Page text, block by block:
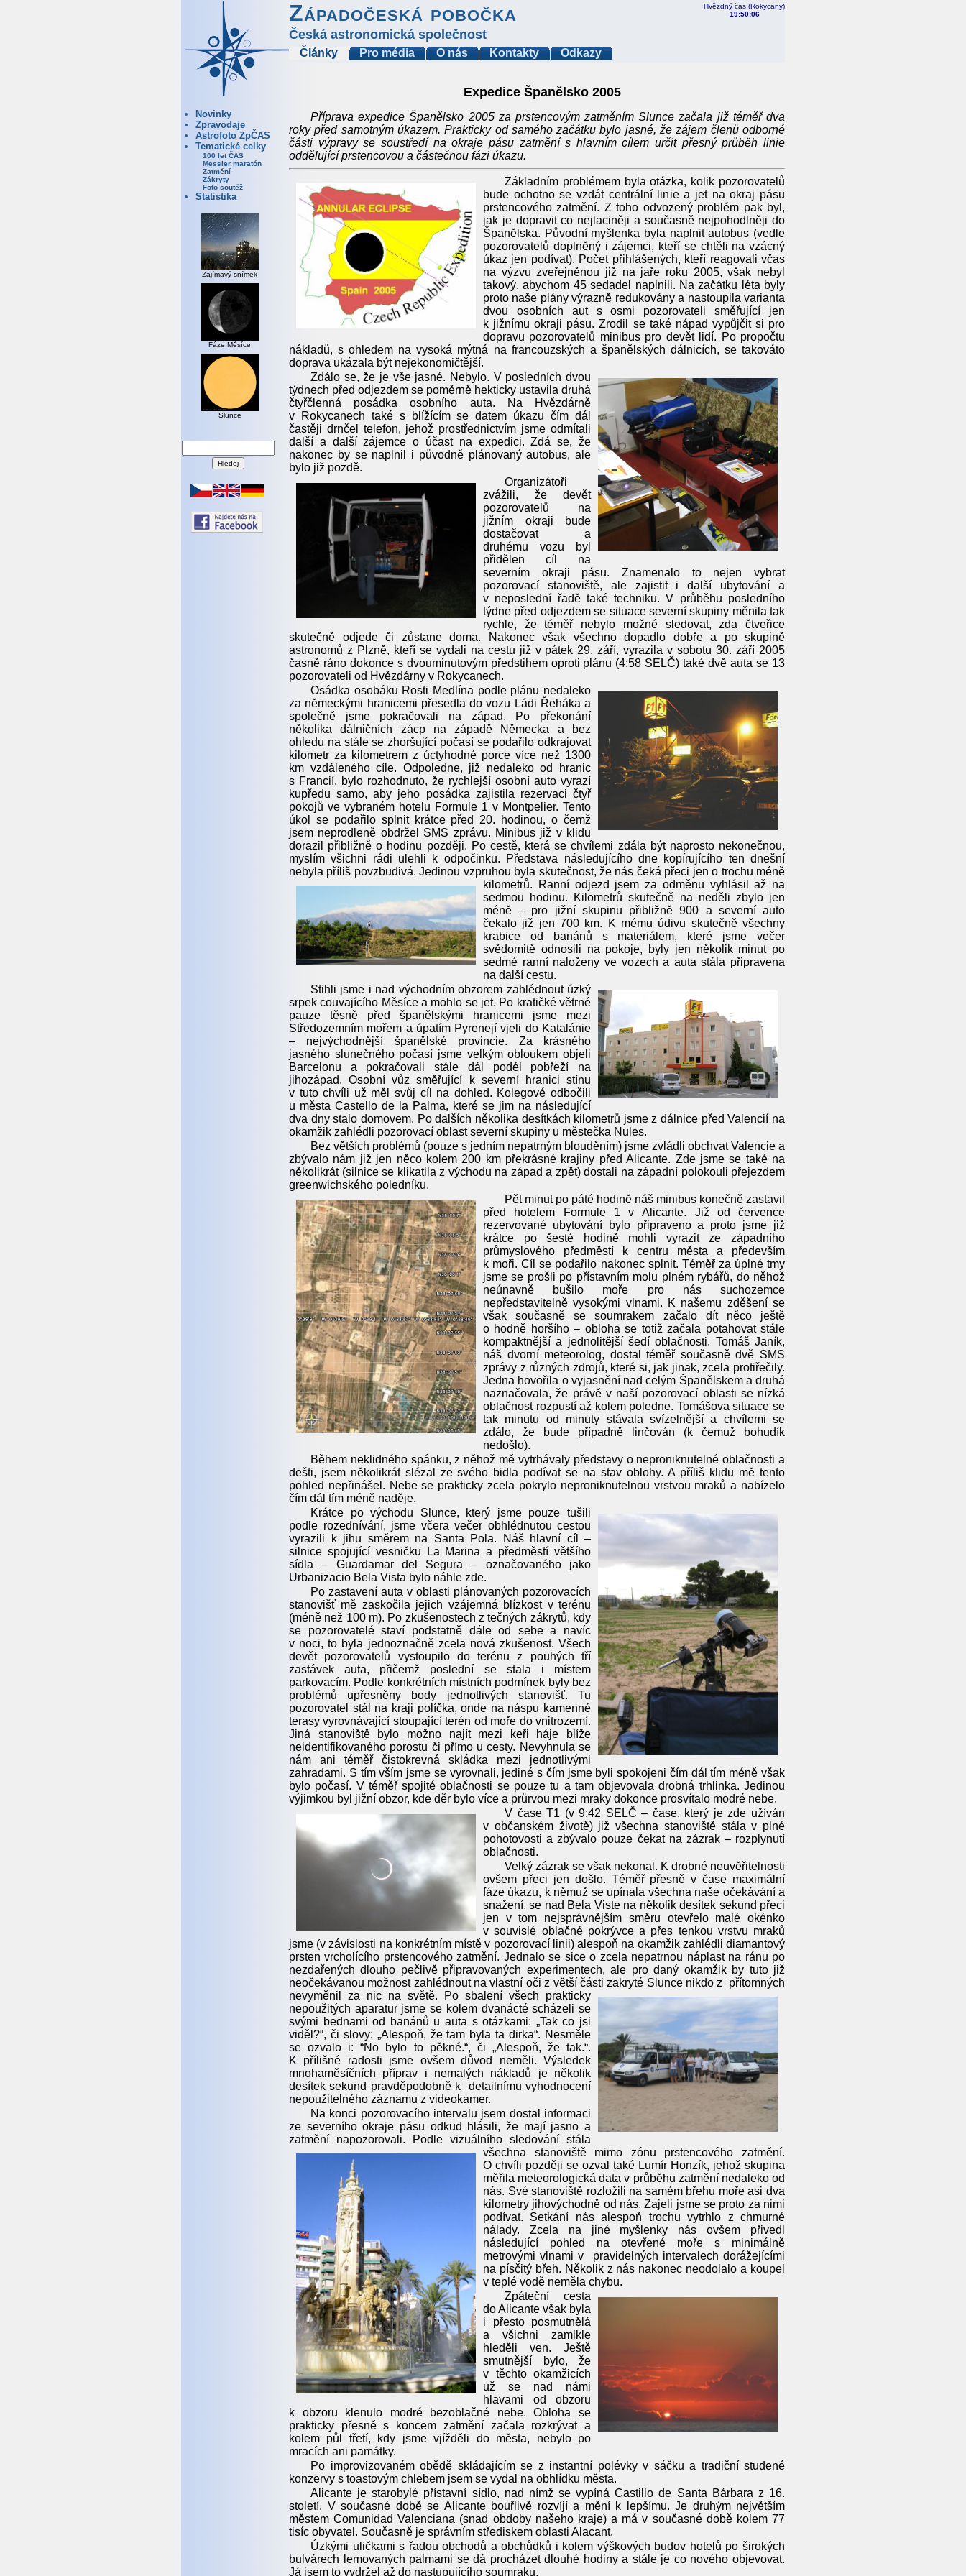
Hvězdný čas (Rokycany)
19:50:07
Západočeská pobočka
Česká astronomická společnost
Články Pro média O nás Kontakty Odkazy
Novinky
Zpravodaje
Astrofoto ZpČAS
Tematické celky
100 let ČAS
Messier maratón
Zatmění
Zákryty
Foto soutěž
Statistika
Zajímavý snímek
Fáze Měsíce
Slunce
Expedice Španělsko 2005
Příprava expedice Španělsko 2005 za prstencovým zatměním Slunce začala již téměř dva
roky před samotným úkazem. Prakticky od samého začátku bylo jasné, že zájem členů odborné
části výpravy se soustředí na okraje pásu zatmění s hlavním cílem určit přesný průběh linie
oddělující prstencovou a částečnou fázi úkazu.
Základním problémem byla otázka, kolik pozorovatelů
bude ochotno se vzdát centrální linie a jet na okraj pásu
prstencového zatmění. Z toho odvozený problém pak byl,
jak je dopravit co nejlaciněji a současně nejpohodlněji do
Španělska. Původní myšlenka byla naplnit autobus (vedle
pozorovatelů doplněný i zájemci, kteří se chtěli na vzácný
úkaz jen podívat). Počet přihlášených, kteří reagovali včas
na výzvu zveřejněnou již na jaře roku 2005, však nebyl
takový, abychom 45 sedadel naplnili. Na začátku léta byly
proto naše plány výrazně redukovány a nastoupila varianta
dvou osobních aut s osmi pozorovateli směřující jen
k jižnímu okraji pásu. Zrodil se také nápad vypůjčit si pro
dopravu pozorovatelů minibus pro devět lidí. Po propočtu
nákladů, s ohledem na vysoká mýtná na francouzských a španělských dálnicích, se takováto
doprava ukázala být nejekonomičtější.
Zdálo se, že je vše jasné. Nebylo. V posledních dvou
týdnech před odjezdem se poměrně hekticky ustavila druhá
čtyřčlenná posádka osobního auta. Na Hvězdárně
v Rokycanech také s blížícím se datem úkazu čím dál
častěji drnčel telefon, jehož prostřednictvím jsme odmítali
další a další zájemce o účast na expedici. Zdá se, že
nakonec by se naplnil i původně plánovaný autobus, ale
bylo již pozdě.
Organizátoři
zvážili, že devět
pozorovatelů na
jižním okraji bude
dostačovat a
druhému vozu byl
přidělen cíl na
severním okraji pásu. Znamenalo to nejen vybrat
pozorovací stanoviště, ale zajistit i další ubytování a
v neposlední řadě také techniku. V průběhu posledního
týdne před odjezdem se situace severní skupiny měnila tak
rychle, že téměř nebylo možné sledovat, zda čtveřice
skutečně odjede či zůstane doma. Nakonec však všechno dopadlo dobře a po skupině
astronomů z Plzně, kteří se vydali na cestu již v pátek 29. září, vyrazila v sobotu 30. září 2005
časně ráno dokonce s dvouminutovým předstihem oproti plánu (4:58 SELČ) také dvě auta se 13
pozorovateli od Hvězdárny v Rokycanech.
Osádka osobáku Rosti Medlína podle plánu nedaleko
za německými hranicemi přesedla do vozu Ládi Řeháka a
společně jsme pokračovali na západ. Po překonání
několika dálničních zácp na západě Německa a bez
ohledu na stále se zhoršující počasí se podařilo odkrajovat
kilometr za kilometrem z úctyhodné porce více než 1300
km vzdáleného cíle. Odpoledne, již nedaleko od hranic
s Francií, bylo rozhodnuto, že rychlejší osobní auto vyrazí
kupředu samo, aby jeho posádka zajistila rezervaci čtyř
pokojů ve vybraném hotelu Formule 1 v Montpelier. Tento
úkol se podařilo splnit krátce před 20. hodinou, o čemž
jsem neprodleně obdržel SMS zprávu. Minibus již v klidu
dorazil přibližně o hodinu později. Po cestě, která se chvílemi zdála být naprosto nekonečnou,
myslím všichni rádi ulehli k odpočinku. Představa následujícího dne kopírujícího ten dnešní
nebyla příliš povzbudivá. Jedinou vzpruhou byla skutečnost, že nás čeká přeci jen o trochu méně
kilometrů.
Ranní odjezd jsem za odměnu vyhlásil až na
sedmou hodinu. Kilometrů skutečně na neděli zbylo jen
méně – pro jižní skupinu přibližně 900 a severní auto
čekalo již jen 700 km. K mému údivu skutečně všechny
krabice od banánů s materiálem, které jsme večer
svědomitě odnosili na pokoje, byly jen několik minut po
sedmé ranní naloženy ve vozech a auta stála připravena
na další cestu.
Stihli jsme i nad východním obzorem zahlédnout úzký
srpek couvajícího Měsíce a mohlo se jet. Po kratičké větrné
pauze těsně před španělskými hranicemi jsme mezi
Středozemním mořem a úpatím Pyrenejí vjeli do Katalánie
– nejvýchodnější španělské provincie. Za krásného
jasného slunečného počasí jsme velkým obloukem objeli
Barcelonu a pokračovali stále dál podél pobřeží na
jihozápad. Osobní vůz směřující k severní hranici stínu
v tuto chvíli už měl svůj cíl na dohled. Kolegové odbočili
u města Castello de la Palma, které se jim na následující
dva dny stalo domovem. Po dalších několika desítkách kilometrů jsme z dálnice před Valencií na
okamžik zahlédli pozorovací oblast severní skupiny u městečka Nules.
Bez větších problémů (pouze s jedním nepatrným blouděním) jsme zvládli obchvat Valencie a
zbývalo nám již jen něco kolem 200 km překrásné krajiny před Alicante. Zde jsme se také na
několikrát (silnice se klikatila z východu na západ a zpět) dostali na západní polokouli přejezdem
greenwichského poledníku.
Pět minut po páté hodině náš minibus konečně zastavil
před hotelem Formule 1 v Alicante. Již od července
rezervované ubytování bylo připraveno a proto jsme již
krátce po šesté hodině mohli vyrazit ze západního
průmyslového předměstí k centru města a především
k moři. Cíl se podařilo nakonec splnit. Téměř za úplné tmy
jsme se prošli po přístavním molu plném rybářů, do něhož
neúnavně bušilo moře pro nás suchozemce
nepředstavitelně vysokými vlnami. K našemu zděšení se
však současně se soumrakem začalo dít něco ještě
o hodně horšího – obloha se totiž začala potahovat stále
kompaktnější a jednolitější šedí oblačnosti. Tomáš Janík,
náš dvorní meteorolog, dostal téměř současně dvě SMS
zprávy z různých zdrojů, které si, jak jinak, zcela protiřečily.
Jedna hovořila o vyjasnění nad celým Španělskem a druhá
naznačovala, že právě v naší pozorovací oblasti se nízká
oblačnost rozpustí až kolem poledne. Tomášova situace se
tak minutu od minuty stávala svízelnější a chvílemi se
zdálo, že bude případně linčován (k čemuž bohudík
nedošlo).
Během neklidného spánku, z něhož mě vytrhávaly představy o neproniknutelné oblačnosti a
dešti, jsem několikrát slézal ze svého bidla podívat se na stav oblohy. A příliš klidu mě tento
pohled nepřinášel. Nebe se prakticky zcela pokrylo neproniknutelnou vrstvou mraků a nabízelo
čím dál tím méně naděje.
Krátce po východu Slunce, který jsme pouze tušili
podle rozednívání, jsme včera večer obhlédnutou cestou
vyrazili k jihu směrem na Santa Pola. Náš hlavní cíl –
silnice spojující vesničku La Marina a předměstí většího
sídla – Guardamar del Segura – označovaného jako
Urbanizacio Bela Vista bylo náhle zde.
Po zastavení auta v oblasti plánovaných pozorovacích
stanovišť mě zaskočila jejich vzájemná blízkost v terénu
(méně než 100 m). Po zkušenostech z tečných zákrytů, kdy
se pozorovatelé staví podstatně dále od sebe a navíc
v noci, to byla jednoznačně zcela nová zkušenost. Všech
devět pozorovatelů vystoupilo do terénu z pouhých tří
zastávek auta, přičemž poslední se stala i místem
parkovacím. Podle konkrétních místních podmínek byly bez
problémů upřesněny body jednotlivých stanovišť. Tu
pozorovatel stál na kraji políčka, onde na náspu kamenné
terasy vyrovnávající stoupající terén od moře do vnitrozemí.
Jiná stanoviště bylo možno najít mezi keři háje blíže
neidentifikovaného porostu či přímo u cesty. Nevyhnula se
nám ani téměř čistokrevná skládka mezi jednotlivými
zahradami. S tím vším jsme se vyrovnali, jediné s čím jsme byli spokojeni čím dál tím méně však
bylo počasí. V téměř spojité oblačnosti se pouze tu a tam objevovala drobná trhlinka. Jedinou
výjimkou byl jižní obzor, kde děr bylo více a průrvou mezi mraky dokonce prosvítalo modré nebe.
V čase T1 (v 9:42 SELČ – čase, který je zde užíván
v občanském životě) již všechna stanoviště stála v plné
pohotovosti a zbývalo pouze čekat na zázrak – rozplynutí
oblačnosti.
Velký zázrak se však nekonal. K drobné neuvěřitelnosti
ovšem přeci jen došlo. Téměř přesně v čase maximální
fáze úkazu, k němuž se upínala všechna naše očekávání a
snažení, se nad Bela Viste na několik desítek sekund přeci
jen v tom nejsprávnějším směru otevřelo malé okénko
v souvislé oblačné pokrývce a přes tenkou vrstvu mraků
jsme (v závislosti na konkrétním místě v pozorovací linii) alespoň na okamžik zahlédli diamantový
prsten vrcholícího prstencového zatmění. Jednalo se sice o zcela nepatrnou náplast na ránu po
nezdařených dlouho pečlivě připravovaných experimentech, ale pro daný okamžik by tuto již
neočekávanou možnost zahlédnout na vlastní oči z větší části zakryté Slunce nikdo z přítomných
nevyměnil za nic na světě.
Po sbalení všech prakticky
nepoužitých aparatur jsme se kolem dvanácté scházeli se
svými bednami od banánů u auta s otázkami: „Tak co jsi
viděl?“, či slovy: „Alespoň, že tam byla ta dirka“. Nesměle
se ozvalo i: “No bylo to pěkné.“, či „Alespoň, že tak.“.
K přílišné radosti jsme ovšem důvod neměli. Výsledek
mnohaměsíčních příprav i nemalých nákladů je několik
desítek sekund pravděpodobně k detailnímu vyhodnocení
nepoužitelného záznamu z videokamer.
Na konci pozorovacího intervalu jsem dostal informaci
ze severního okraje pásu odkud hlásili, že mají jasno a
zatmění napozorovali. Podle vizuálního sledování stála
všechna stanoviště mimo zónu prstencového zatmění.
O chvíli později se ozval také Lumír Honzík, jehož skupina
měřila meteorologická data v průběhu zatmění nedaleko od
nás. Své stanoviště rozložili na samém břehu moře asi dva
kilometry jihovýchodně od nás. Zajeli jsme se proto za nimi
podívat. Setkání nás alespoň trochu vytrhlo z chmurné
nálady. Zcela na jiné myšlenky nás ovšem přivedl
následující pohled na otevřené moře s minimálně
metrovými vlnami v pravidelných intervalech dorážejícími
na písčitý břeh. Několik z nás nakonec neodolalo a koupel
v teplé vodě neměla chybu.
Zpáteční cesta
do Alicante však byla
i přesto posmutnělá
a všichni zamlkle
hleděli ven. Ještě
smutnější bylo, že
v těchto okamžicích
už se nad námi
hlavami od obzoru
k obzoru klenulo modré bezoblačné nebe. Obloha se
prakticky přesně s koncem zatmění začala rozkrývat a
kolem půl třetí, kdy jsme vjížděli do města, nebylo po
mracích ani památky.
Po improvizovaném obědě skládajícím se z instantní polévky v sáčku a tradiční studené
konzervy s toastovým chlebem jsem se vydal na obhlídku města.
Alicante je starobylé přístavní sídlo, nad nímž se vypíná Castillo de Santa Bárbara z 16.
století. V současné době se Alicante bouřlivě rozvíjí a mění k lepšímu. Je druhým největším
městem Comunidad Valenciana (snad obdoby našeho kraje) a má v současné době kolem 77
tisíc obyvatel. Současně je správním střediskem oblasti Alacant.
Úzkými uličkami s řadou obchodů a obchůdků i kolem výškových budov hotelů po širokých
bulvárech lemovaných palmami se dá procházet dlouhé hodiny a stále je co nového objevovat.
Já jsem to vydržel až do nastupujícího soumraku.